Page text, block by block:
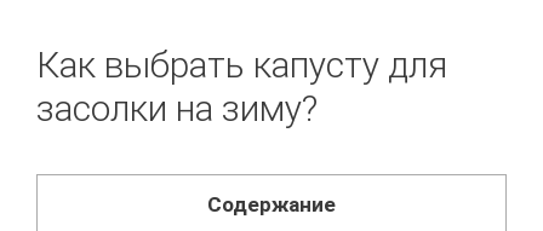
Как выбрать капусту для
засолки на зиму?
Содержание